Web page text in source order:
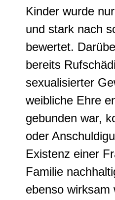
Kinder wurde
und stark nach
bewertet.
bereits
sexualisierter
weibliche Ehre
gebunden war,
oder
Existenz einer
Familie
ebenso wirksam